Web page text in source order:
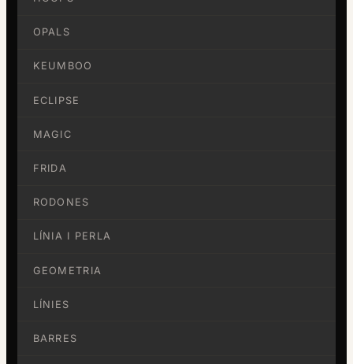
OPALS
KEUMBOO
ECLIPSE
MAGIC
FRIDA
RODONES
LÍNIA I PERLA
GEOMETRIA
LÍNIES
BARRES